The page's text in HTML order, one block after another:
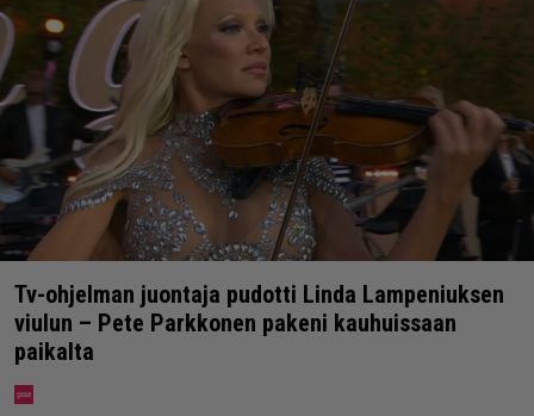
Tv-ohjelman juontaja pudotti Linda Lampeniuksen
viulun – Pete Parkkonen pakeni kauhuissaan
paikalta